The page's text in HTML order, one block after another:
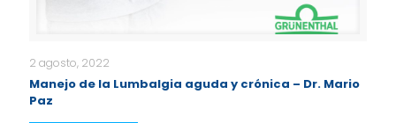
2 agosto, 2022
Manejo de la Lumbalgia aguda y crónica – Dr. Mario
Paz